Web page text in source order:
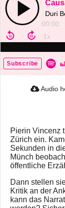
00:00
Subscribe
Audio
Pierin Vincenz
Zürich ein.
Sekunden in
Münch
öffentliche
Dann stellen
Kritik an der
kann das